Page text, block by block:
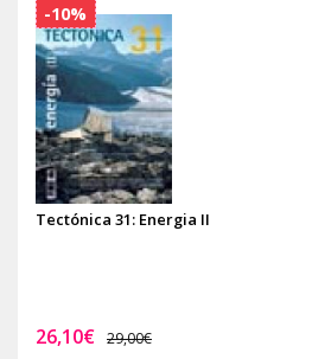
Tectónica 31: Energia II
26,10€ 29,00€
-10%